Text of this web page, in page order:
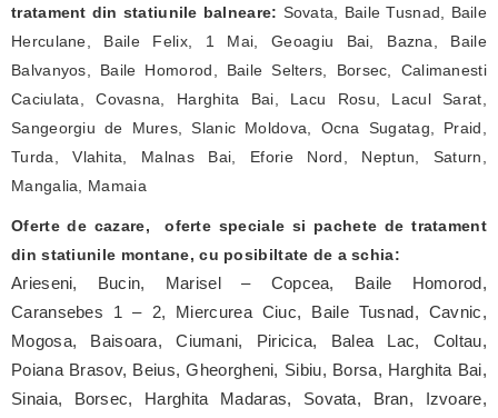
tratament din statiunile balneare: Sovata, Baile Tusnad, Baile
Herculane, Baile Felix, 1 Mai, Geoagiu Bai, Bazna, Baile
Balvanyos, Baile Homorod, Baile Selters, Borsec, Calimanesti
Caciulata, Covasna, Harghita Bai, Lacu Rosu, Lacul Sarat,
Sangeorgiu de Mures, Slanic Moldova, Ocna Sugatag, Praid,
Turda, Vlahita, Malnas Bai, Eforie Nord, Neptun, Saturn,
Mangalia, Mamaia
Oferte de cazare, oferte speciale si pachete de tratament
din statiunile montane, cu posibiltate de a schia:
Arieseni, Bucin, Marisel – Copcea, Baile Homorod,
Caransebes 1 – 2, Miercurea Ciuc, Baile Tusnad, Cavnic,
Mogosa, Baisoara, Ciumani, Piricica, Balea Lac, Coltau,
Poiana Brasov, Beius, Gheorgheni, Sibiu, Borsa, Harghita Bai,
Sinaia, Borsec, Harghita Madaras, Sovata, Bran, Izvoare,